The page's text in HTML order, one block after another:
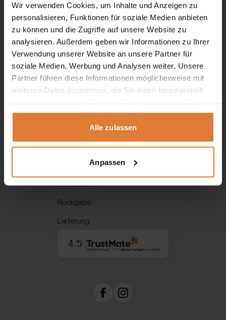
Wir verwenden Cookies, um Inhalte und Anzeigen zu
personalisieren, Funktionen für soziale Medien anbieten
zu können und die Zugriffe auf unsere Website zu
analysieren. Außerdem geben wir Informationen zu Ihrer
Verwendung unserer Website an unsere Partner für
soziale Medien, Werbung und Analysen weiter. Unsere
Partner führen diese Informationen möglicherweise mit
weiteren Daten zusammen, die Sie ihnen bereitgestellt
gesammelt haben.
Alle zulassen
Anpassen
+49 151 702 252 81
+49 151 702 252 82
kontakt@beautysofa24.de
Mo-Fr. Von 8 - 16 Uhr
BEAUTY SOFA GMBH
Kleine Friedensstr. 24
15328 Küstriner Vorland
DEUTSCHLAND
Widerrufsbelehrung
Zahlungsarten
Reklamation
Rückgabe
Lieferung
4.5
Basierend auf 1994 Bewertungenvon jeher